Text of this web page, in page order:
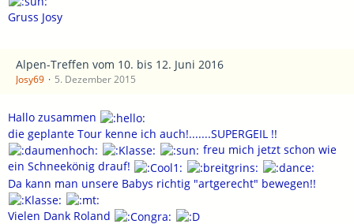
Gruss Josy
Alpen-Treffen vom 10. bis 12. Juni 2016
Josy69 5. Dezember 2015
Hallo zusammen
die geplante Tour kenne ich auch!.......SUPERGEIL !!
freu mich jetzt schon wie
ein Schneekönig drauf!
Da kann man unsere Babys richtig "artgerecht" bewegen!!
Vielen Dank Roland